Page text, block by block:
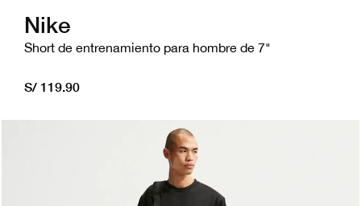
Nike
Short de entrenamiento para hombre de 7"
S/ 119.90